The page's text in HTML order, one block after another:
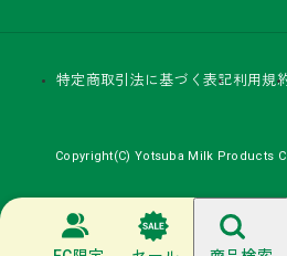
特定商取引法に基づく表記利用規
Copyright(C) Yotsuba Milk Products